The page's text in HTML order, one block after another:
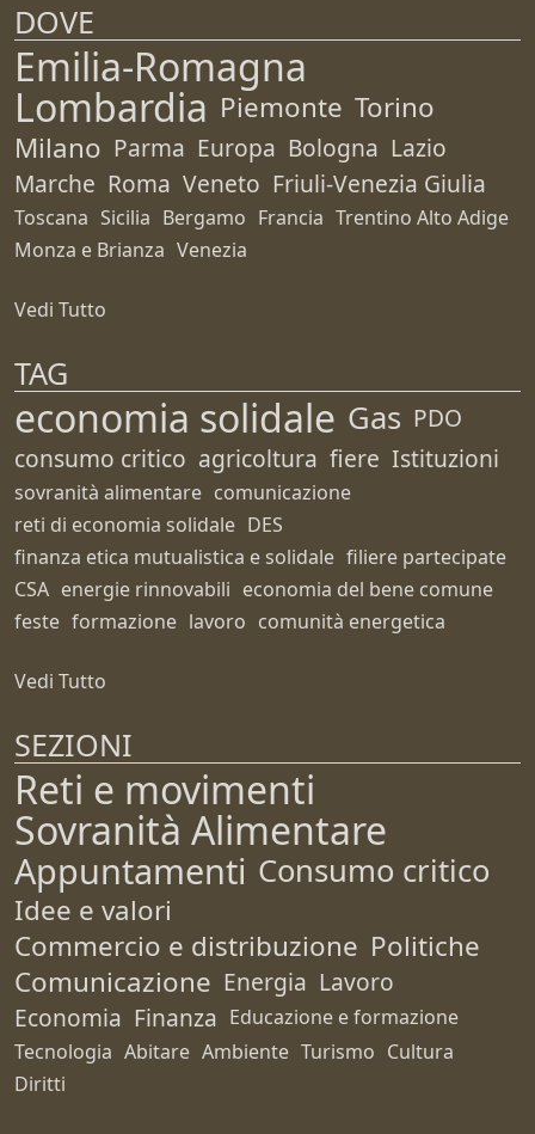
DOVE
Emilia-Romagna
Lombardia Piemonte Torino
Milano Parma Europa Bologna Lazio
Marche Roma Veneto Friuli-Venezia Giulia
Toscana Sicilia Bergamo Francia Trentino Alto Adige
Monza e Brianza Venezia
Vedi Tutto
TAG
economia solidale Gas PDO
consumo critico agricoltura fiere Istituzioni
sovranità alimentare comunicazione
reti di economia solidale DES
finanza etica mutualistica e solidale filiere partecipate
CSA energie rinnovabili economia del bene comune
feste formazione lavoro comunità energetica
Vedi Tutto
SEZIONI
Reti e movimenti
Sovranità Alimentare
Appuntamenti Consumo critico
Idee e valori
Commercio e distribuzione Politiche
Comunicazione Energia Lavoro
Economia Finanza Educazione e formazione
Tecnologia Abitare Ambiente Turismo Cultura
Diritti